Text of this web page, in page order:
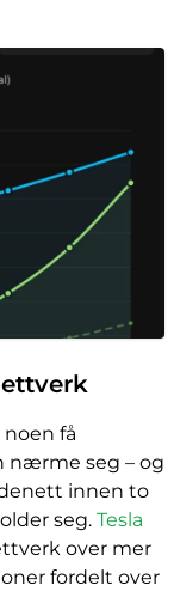
få
nærme seg – og
innen to
seg. Tesla
over mer
fordelt over